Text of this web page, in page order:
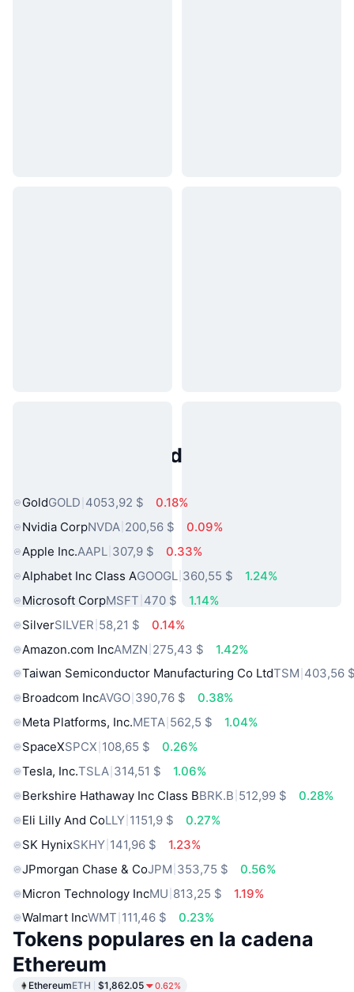
Activos del Mundo Real
GoldGOLD 4053,92 $
0.18%
Nvidia CorpNVDA 200,56 $
0.09%
Apple Inc.AAPL 307,9 $
0.33%
Alphabet Inc Class AGOOGL 360,55 $
1.24%
Microsoft CorpMSFT 470 $
1.14%
SilverSILVER 58,21 $
0.14%
Amazon.com IncAMZN 275,43 $
1.42%
Taiwan Semiconductor Manufacturing Co LtdTSM 403,56
Broadcom IncAVGO 390,76 $
0.38%
Meta Platforms, Inc.META 562,5 $
1.04%
SpaceXSPCX 108,65 $
0.26%
Tesla, Inc.TSLA 314,51 $
1.06%
Berkshire Hathaway Inc Class BBRK.B 512,99 $
0.28%
Eli Lilly And CoLLY 1151,9 $
0.27%
SK HynixSKHY 141,96 $
1.23%
JPmorgan Chase & CoJPM 353,75 $
0.56%
Micron Technology IncMU 813,25 $
1.19%
Walmart IncWMT 111,46 $ 0.23%
Tokens populares en la cadena
Ethereum
EthereumETH $1,862.05 0.62%